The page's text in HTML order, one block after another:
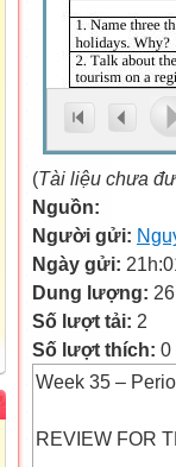
(Tài liệu chưa
Nguồn:
Người gửi:
Ngày gửi:
Dung lượng:
Số lượt tải: 2
Số lượt thích: 0
Week 35 –
REVIEW FOR